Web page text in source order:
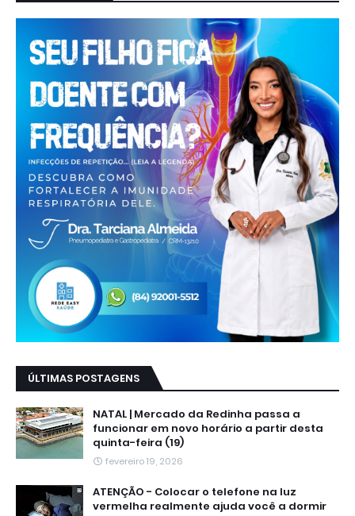
ÚLTIMAS POSTAGENS
NATAL | Mercado da Redinha passa a
funcionar em novo horário a partir desta
quinta-feira (19)
fevereiro 19, 2026
ATENÇÃO - Colocar o telefone na luz
vermelha realmente ajuda você a dormir